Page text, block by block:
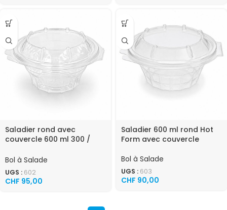
Saladier rond avec
couvercle 600 ml 300 /
Bol à Salade
UGS : 602
CHF 95,00
Saladier 600 ml rond Hot
Form avec couvercle
Bol à Salade
UGS : 603
CHF 90,00